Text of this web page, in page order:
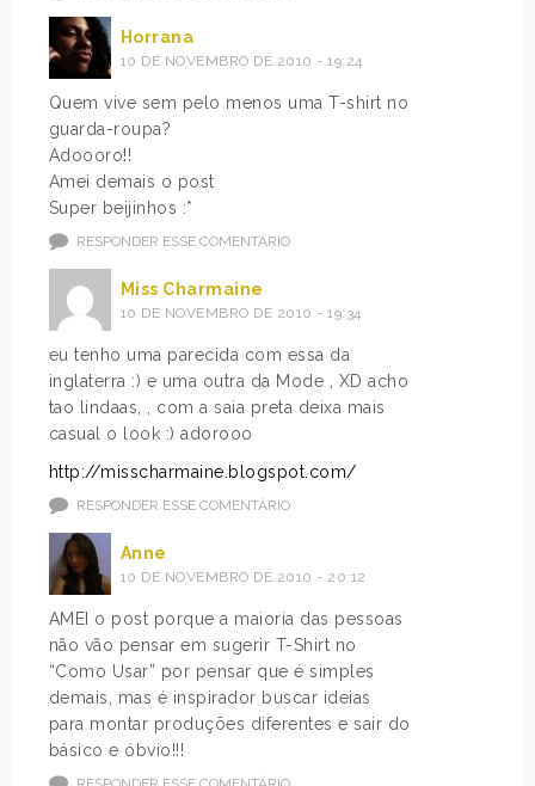
Horrana
10 DE NOVEMBRO DE 2010 - 19:24
Quem vive sem pelo menos uma T-shirt no
guarda-roupa?
Adoooro!!
Amei demais o post
Super beijinhos :*
RESPONDER ESSE COMENTÁRIO
Miss Charmaine
10 DE NOVEMBRO DE 2010 - 19:34
eu tenho uma parecida com essa da
inglaterra :) e uma outra da Mode , XD acho
tao lindaas, , com a saia preta deixa mais
casual o look :) adorooo
http://misscharmaine.blogspot.com/
RESPONDER ESSE COMENTÁRIO
Anne
10 DE NOVEMBRO DE 2010 - 20:12
AMEI o post porque a maioria das pessoas
não vão pensar em sugerir T-Shirt no
“Como Usar” por pensar que é simples
demais, mas é inspirador buscar ideias
para montar produções diferentes e sair do
básico e óbvio!!!